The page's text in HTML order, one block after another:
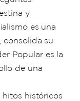
y
es una
consolida su
Popular es la
de una
hitos históricos